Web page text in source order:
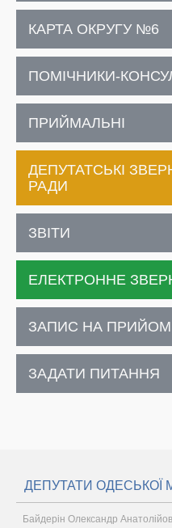
КАРТА ОКРУГУ №6
ПОМІЧНИКИ-
ПРИЙМАЛЬНІ
ДЕПУТАТСЬКІ
РАДИ
ЗВІТИ
ЕЛЕКТРОННЕ
ЗАПИС НА ПРИЙОМ
ЗАДАТИ ПИТАННЯ
ДЕПУТАТИ ОДЕСЬКОЇ
Байдерін Олександр